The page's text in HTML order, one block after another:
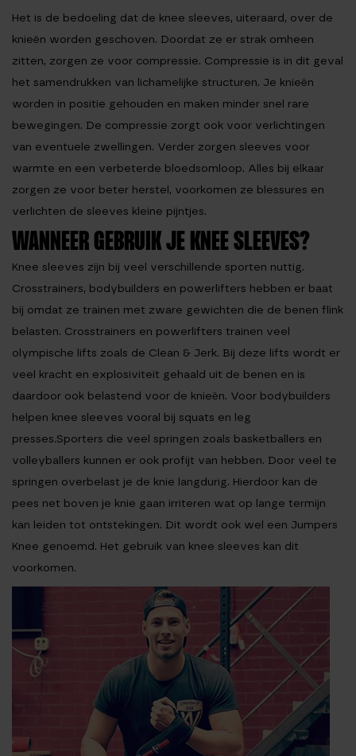
Het is de bedoeling dat de knee sleeves, uiteraard, over de
knieën worden geschoven. Doordat ze er strak omheen
zitten, zorgen ze voor compressie. Compressie is in dit geval
het samendrukken van lichamelijke structuren. Je knieën
worden in positie gehouden en maken minder snel rare
bewegingen. De compressie zorgt ook voor verlichtingen
van eventuele zwellingen. Verder zorgen sleeves voor
warmte en een verbeterde bloedsomloop. Alles bij elkaar
zorgen ze voor beter herstel, voorkomen ze blessures en
verlichten de sleeves kleine pijntjes.
WANNEER GEBRUIK JE KNEE SLEEVES?
Knee sleeves zijn bij veel verschillende sporten nuttig.
Crosstrainers, bodybuilders en powerlifters hebben er baat
bij omdat ze trainen met zware gewichten die de benen flink
belasten. Crosstrainers en powerlifters trainen veel
olympische lifts zoals de Clean & Jerk. Bij deze lifts wordt er
veel kracht en explosiviteit gehaald uit de benen en is
daardoor ook belastend voor de knieën. Voor bodybuilders
helpen knee sleeves vooral bij squats en leg
presses.Sporters die veel springen zoals basketballers en
volleyballers kunnen er ook profijt van hebben. Door veel te
springen overbelast je de knie langdurig. Hierdoor kan de
pees net boven je knie gaan irriteren wat op lange termijn
kan leiden tot ontstekingen. Dit wordt ook wel een Jumpers
Knee genoemd. Het gebruik van knee sleeves kan dit
voorkomen.